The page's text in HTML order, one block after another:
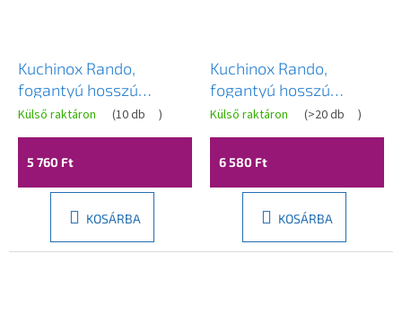
Kuchinox Rando,
fogantyú hosszú
szerelvényen, fekete,
LAV-KRA_914A
Külső raktáron (10 db )
5 760 Ft
KOSÁRBA
Kuchinox Rando,
fogantyú hosszú
szerelvényen WC-
betéttel, matt fekete,
LAV-KRA_913A
Külső raktáron (>20 db )
6 580 Ft
KOSÁRBA